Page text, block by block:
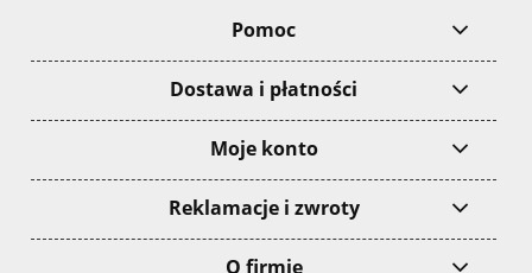
Pomoc
Dostawa i płatności
Moje konto
Reklamacje i zwroty
O firmie